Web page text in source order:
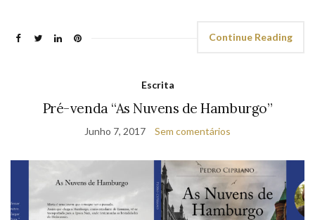
Continue Reading
Escrita
Pré-venda “As Nuvens de Hamburgo”
Junho 7, 2017 Sem comentários